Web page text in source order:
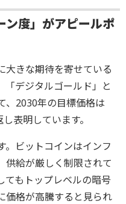
ン度」がアピールポ
大きな期待を寄せている
「デジタルゴールド」と
、2030年の目標価格は
表明しています。
。ビットコインはインフ
供給が厳しく制限されて
てもトップレベルの暗号
価格が高騰すると見られ